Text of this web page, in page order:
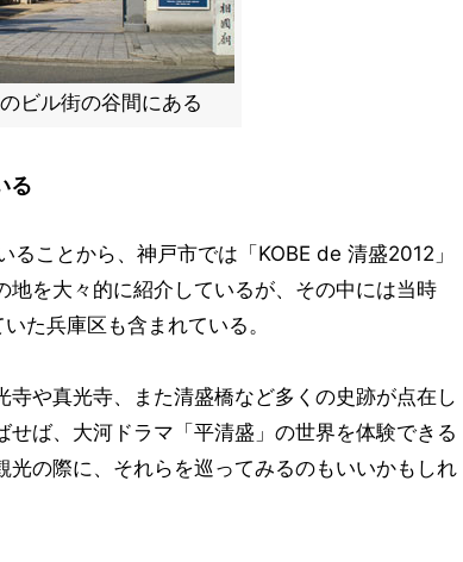
ビル街の谷間にある
る
ことから、神戸市では「KOBE de 清盛2012」
を大々的に紹介しているが、その中には当時
た兵庫区も含まれている。
や真光寺、また清盛橋など多くの史跡が点在し
ば、大河ドラマ「平清盛」の世界を体験できる
光の際に、それらを巡ってみるのもいいかもしれ